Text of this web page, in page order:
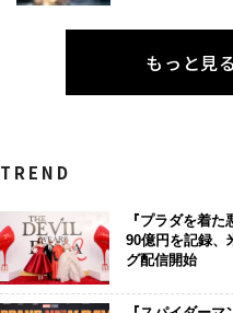
もっと見る
TREND
『プラダを着
90億円を記録、
グ配信開始